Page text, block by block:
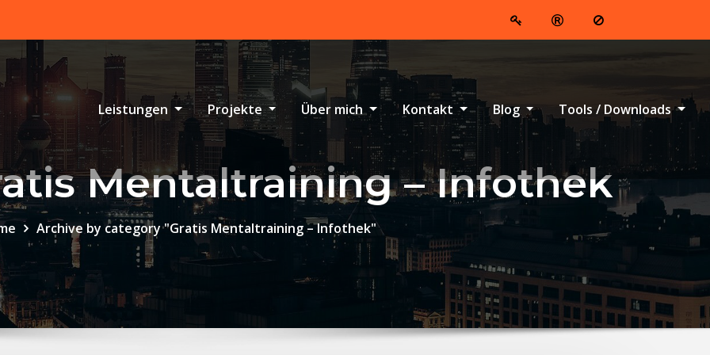
Leistungen Projekte Über mich Kontakt Blog Tools / Downloads
Mentaltraining – Infothek
Archive by category "Gratis Mentaltraining – Infothek"